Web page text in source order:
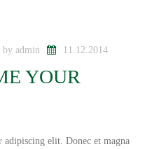
by admin 11.12.2014
YOUR
elit. Donec et magna